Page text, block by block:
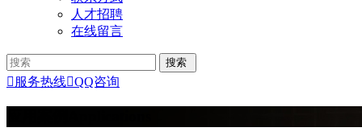
人才招聘
在线留言
 服务热线QQ咨询